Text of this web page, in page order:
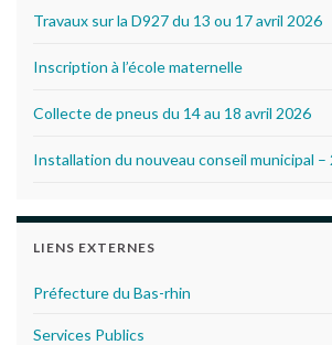
Travaux sur la D927 du 13 ou 17 avril 2026
Inscription à l’école maternelle
Collecte de pneus du 14 au 18 avril 2026
Installation du nouveau conseil municipal –
LIENS EXTERNES
Préfecture du Bas-rhin
Services Publics